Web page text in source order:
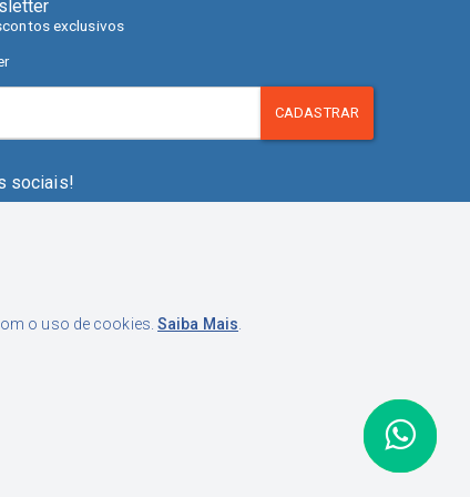
o uso de cookies.Saiba Mais
exclusivos
CADASTRAR
sociais!